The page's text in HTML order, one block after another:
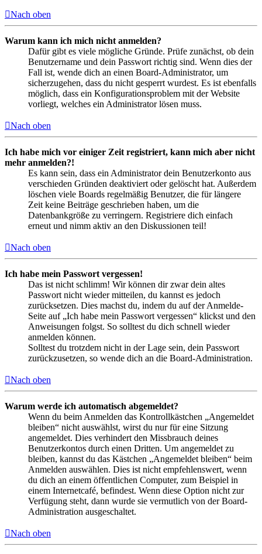
Nach oben
Warum kann ich mich nicht anmelden?
Dafür gibt es viele mögliche Gründe. Prüfe zunächst, ob dein
Benutzername und dein Passwort richtig sind. Wenn dies der
Fall ist, wende dich an einen Board-Administrator, um
sicherzugehen, dass du nicht gesperrt wurdest. Es ist ebenfalls
möglich, dass ein Konfigurationsproblem mit der Website
vorliegt, welches ein Administrator lösen muss.
Nach oben
Ich habe mich vor einiger Zeit registriert, kann mich aber nicht
mehr anmelden?!
Es kann sein, dass ein Administrator dein Benutzerkonto aus
verschieden Gründen deaktiviert oder gelöscht hat. Außerdem
löschen viele Boards regelmäßig Benutzer, die für längere
Zeit keine Beiträge geschrieben haben, um die
Datenbankgröße zu verringern. Registriere dich einfach
erneut und nimm aktiv an den Diskussionen teil!
Nach oben
Ich habe mein Passwort vergessen!
Das ist nicht schlimm! Wir können dir zwar dein altes
Passwort nicht wieder mitteilen, du kannst es jedoch
zurücksetzen. Dies machst du, indem du auf der Anmelde-
Seite auf „Ich habe mein Passwort vergessen“ klickst und den
Anweisungen folgst. So solltest du dich schnell wieder
anmelden können.
Solltest du trotzdem nicht in der Lage sein, dein Passwort
zurückzusetzen, so wende dich an die Board-Administration.
Nach oben
Warum werde ich automatisch abgemeldet?
Wenn du beim Anmelden das Kontrollkästchen „Angemeldet
bleiben“ nicht auswählst, wirst du nur für eine Sitzung
angemeldet. Dies verhindert den Missbrauch deines
Benutzerkontos durch einen Dritten. Um angemeldet zu
bleiben, kannst du das Kästchen „Angemeldet bleiben“ beim
Anmelden auswählen. Dies ist nicht empfehlenswert, wenn
du dich an einem öffentlichen Computer, zum Beispiel in
einem Internetcafé, befindest. Wenn diese Option nicht zur
Verfügung steht, dann wurde sie vermutlich von der Board-
Administration ausgeschaltet.
Nach oben